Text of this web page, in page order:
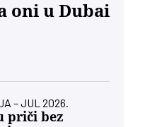
oni u Dubai
– JUL 2026.
priči bez